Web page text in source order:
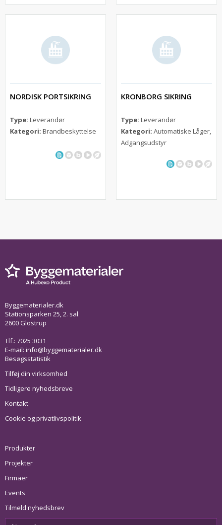
NORDISK PORTSIKRING
Type: Leverandør
Kategori: Brandbeskyttelse
KRONBORG SIKRING
Type: Leverandør
Kategori: Automatiske Låger,
Adgangsudstyr
Byggematerialer.dk
Stationsparken 25, 2. sal
2600 Glostrup
Tlf.: 7025 3031
E-mail: info@byggematerialer.dk
Besøgsstatistik
Tilføj din virksomhed
Tidligere nyhedsbreve
Kontakt
Cookie og privatlivspolitik
Produkter
Projekter
Firmaer
Events
Tilmeld nyhedsbrev